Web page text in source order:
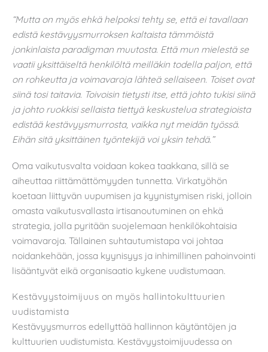
“Mutta on myös ehkä helpoksi tehty se, että ei tavallaan
edistä kestävyysmurroksen kaltaista tämmöistä
jonkinlaista paradigman muutosta. Että mun mielestä se
vaatii yksittäiseltä henkilöltä meilläkin todella paljon, että
on rohkeutta ja voimavaroja lähteä sellaiseen. Toiset ovat
siinä tosi taitavia. Toivoisin tietysti itse, että johto tukisi siinä
ja johto ruokkisi sellaista tiettyä keskustelua strategioista
edistää kestävyysmurrosta, vaikka nyt meidän työssä.
Eihän sitä yksittäinen työntekijä voi yksin tehdä.”
Oma vaikutusvalta voidaan kokea taakkana, sillä se
aiheuttaa riittämättömyyden tunnetta. Virkatyöhön
koetaan liittyvän uupumisen ja kyynistymisen riski, jolloin
omasta vaikutusvallasta irtisanoutuminen on ehkä
strategia, jolla pyritään suojelemaan henkilökohtaisia
voimavaroja. Tällainen suhtautumistapa voi johtaa
noidankehään, jossa kyynisyys ja inhimillinen pahoinvointi
lisääntyvät eikä organisaatio kykene uudistumaan.
Kestävyystoimijuus on myös hallintokulttuurien
uudistamista
Kestävyysmurros edellyttää hallinnon käytäntöjen ja
kulttuurien uudistumista. Kestävyystoimijuudessa on